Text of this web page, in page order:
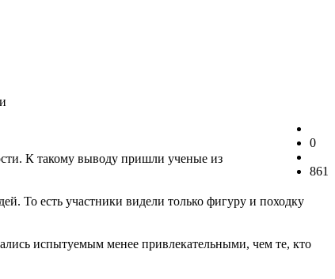
0
861
К такому выводу пришли ученые из
То есть участники видели только фигуру и походку
испытуемым менее привлекательными, чем те, кто